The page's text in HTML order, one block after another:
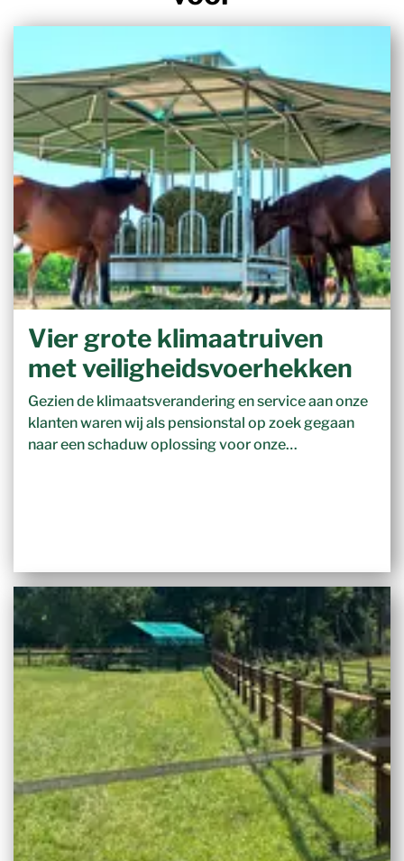
Vier grote klimaatruiven
met veiligheidsvoerhekken
Gezien de klimaatsverandering en service aan onze
klanten waren wij als pensionstal op zoek gegaan
naar een schaduw oplossing voor onze…